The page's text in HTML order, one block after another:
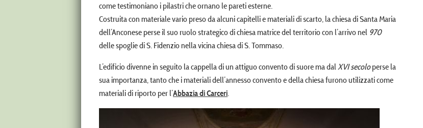
come testimoniano i pilastri che ornano le pareti esterne.
Costruita con materiale vario preso da alcuni capitelli e materiali di scarto, la chiesa di Santa Maria
dell’Anconese perse il suo ruolo strategico di chiesa matrice del territorio con l’arrivo nel 970
delle spoglie di S. Fidenzio nella vicina chiesa di S. Tommaso.
L’edificio divenne in seguito la cappella di un attiguo convento di suore ma dalXVI secoloperse la
sua importanza, tanto che i materiali dell’annesso convento e della chiesa furono utilizzati come
materiali di riporto per l’Abbazia di Carceri.